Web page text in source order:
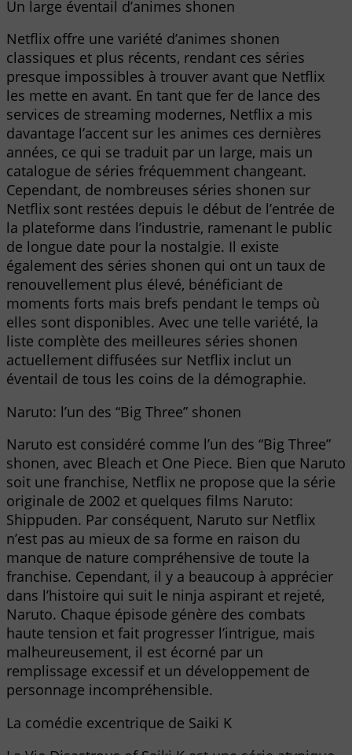
Un large éventail d’animes shonen
Netflix offre une variété d’animes shonen
classiques et plus récents, rendant ces séries
presque impossibles à trouver avant que Netflix
les mette en avant. En tant que fer de lance des
services de streaming modernes, Netflix a mis
davantage l’accent sur les animes ces dernières
années, ce qui se traduit par un large, mais un
catalogue de séries fréquemment changeant.
Cependant, de nombreuses séries shonen sur
Netflix sont restées depuis le début de l’entrée de
la plateforme dans l’industrie, ramenant le public
de longue date pour la nostalgie. Il existe
également des séries shonen qui ont un taux de
renouvellement plus élevé, bénéficiant de
moments forts mais brefs pendant le temps où
elles sont disponibles. Avec une telle variété, la
liste complète des meilleures séries shonen
actuellement diffusées sur Netflix inclut un
éventail de tous les coins de la démographie.
Naruto: l’un des “Big Three” shonen
Naruto est considéré comme l’un des “Big Three”
shonen, avec Bleach et One Piece. Bien que Naruto
soit une franchise, Netflix ne propose que la série
originale de 2002 et quelques films Naruto:
Shippuden. Par conséquent, Naruto sur Netflix
n’est pas au mieux de sa forme en raison du
manque de nature compréhensive de toute la
franchise. Cependant, il y a beaucoup à apprécier
dans l’histoire qui suit le ninja aspirant et rejeté,
Naruto. Chaque épisode génère des combats
haute tension et fait progresser l’intrigue, mais
malheureusement, il est écorné par un
remplissage excessif et un développement de
personnage incompréhensible.
La comédie excentrique de Saiki K